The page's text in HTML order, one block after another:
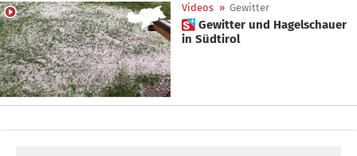
Videos » Gewitter
 Gewitter und Hagelschauer
in Südtirol